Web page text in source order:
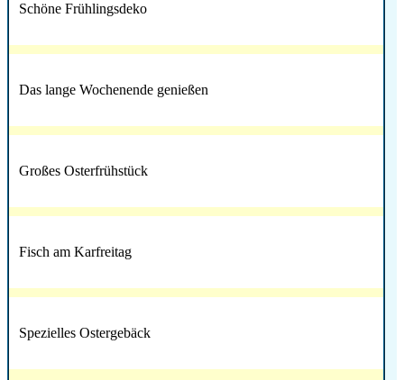
Schöne Frühlingsdeko
Das lange Wochenende genießen
Großes Osterfrühstück
Fisch am Karfreitag
Spezielles Ostergebäck